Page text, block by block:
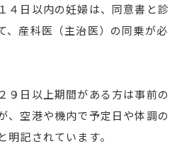
４日以内の妊婦は、同意書と診
、産科医（主治医）の同乗が必
９日以上期間がある方は事前の
、空港や機内で予定日や体調の
記されています。